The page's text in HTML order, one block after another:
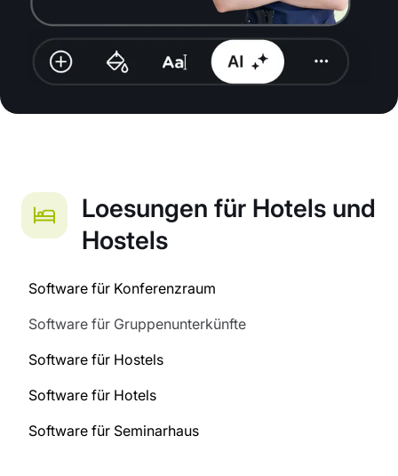
Loesungen für Hotels und
Hostels
Software für Konferenzraum
Software für Gruppenunterkünfte
Software für Hostels
Software für Hotels
Software für Seminarhaus